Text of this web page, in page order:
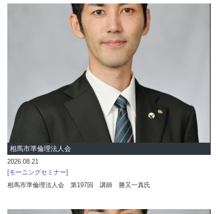
相馬市準倫理法人会
2026.08.21
モーニングセミナー
相馬市準倫理法人会 第197回 講師 勝又一真氏